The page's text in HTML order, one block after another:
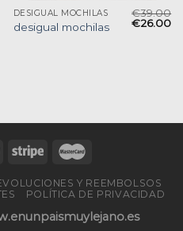
DESIGUAL MOCHILAS
desigual mochilas
€39.00
€26.00
Y REEMBOLSOS
POLÍTICA DE PRIVACIDAD